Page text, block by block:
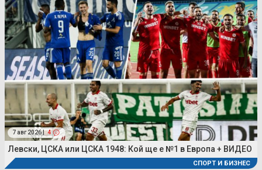
7 авг 2026 | 4
Левски, ЦСКА или ЦСКА 1948: Кой ще е №1 в Европа + ВИДЕО
СПОРТ И БИЗНЕС